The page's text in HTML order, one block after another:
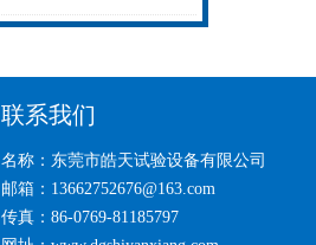
联系我们
名称：东莞市皓天试验设备有限公司
邮箱：13662752676@163.com
传真：86-0769-81185797